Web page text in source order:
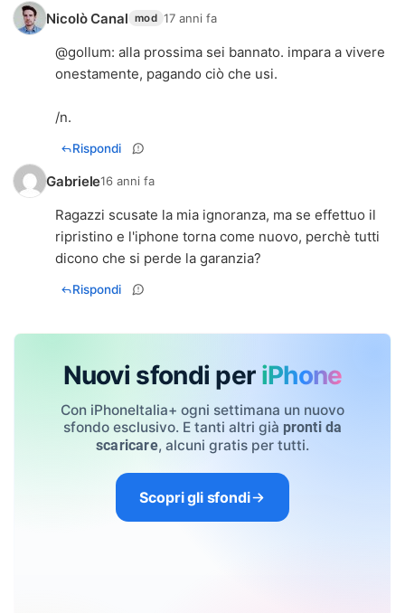
Nicolò Canal mod 17 anni fa
@gollum: alla prossima sei bannato. impara a vivere
onestamente, pagando ciò che usi.
/n.
Rispondi
Gabriele16 anni fa
Ragazzi scusate la mia ignoranza, ma se effettuo il
ripristino e l'iphone torna come nuovo, perchè tutti
dicono che si perde la garanzia?
Rispondi
Nuovi sfondi per iPhone
Con iPhoneItalia+ ogni settimana un nuovo
sfondo esclusivo. E tanti altri già pronti da
scaricare, alcuni gratis per tutti.
Scopri gli sfondi